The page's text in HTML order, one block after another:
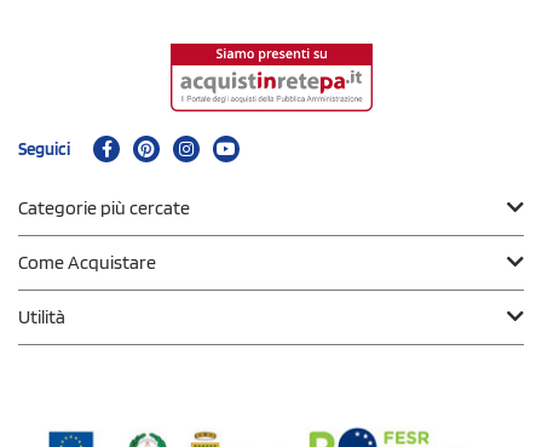
Seguici
Categorie più cercate
Come Acquistare
Utilità